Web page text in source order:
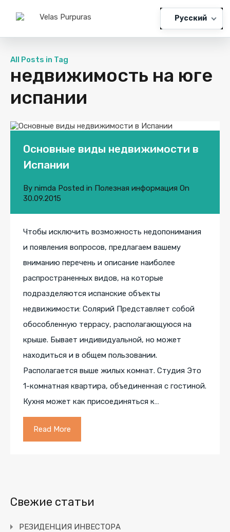
Русский
All Posts in Tag
недвижимость на юге
испании
Основные виды недвижимости в
Испании
By nimda Posted in Полезная информация On
30.09.2015
Чтобы исключить возможность недопонимания
и появления вопросов, предлагаем вашему
вниманию перечень и описание наиболее
распространенных видов, на которые
подразделяются испанские объекты
недвижимости: Солярий Представляет собой
обособленную террасу, располагающуюся на
крыше. Бывает индивидуальной, но может
находиться и в общем пользовании.
Располагается выше жилых комнат. Студия Это
1-комнатная квартира, объединенная с гостиной.
Кухня может как присоединяться к…
Read More
Свежие статьи
РЕЗИДЕНЦИЯ ИНВЕСТОРА